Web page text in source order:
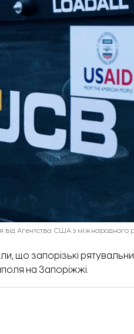
від Агентства США з міжнародного
що запорізькі
на Запоріжжі.